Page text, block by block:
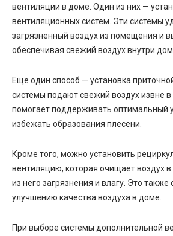
вентиляции в доме. Один из них —
вентиляционных систем. Эти системы
загрязненный воздух из помещения и
обеспечивая свежий воздух внутри
Еще один способ — установка
системы подают свежий воздух извне
помогает поддерживать оптимальный
избежать образования плесени.
Кроме того, можно установить
вентиляцию, которая очищает воздух
из него загрязнения и влагу. Это также
улучшению качества воздуха в доме.
При выборе системы дополнительной